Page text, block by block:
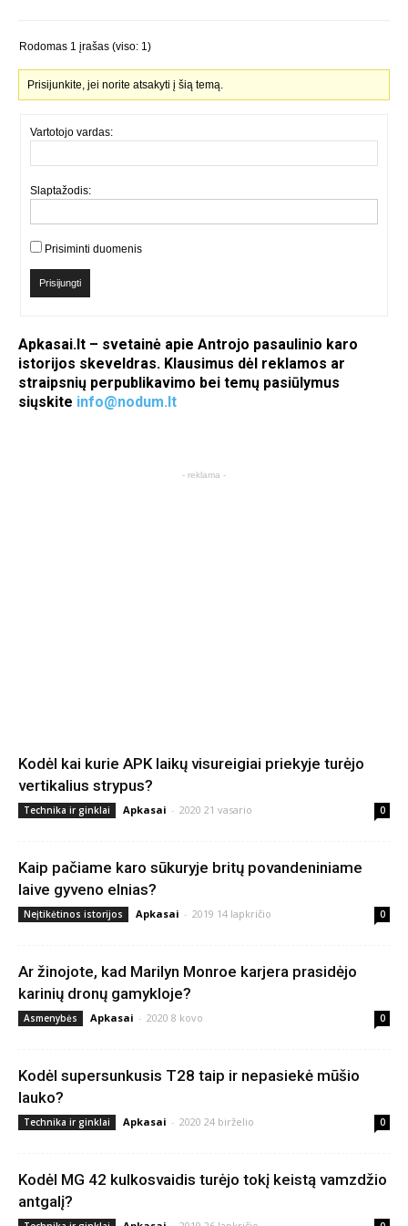
Rodomas 1 įrašas (viso: 1)
Prisijunkite, jei norite atsakyti į šią temą.
Vartotojo vardas:
Slaptažodis:
Prisiminti duomenis
Prisijungti
Apkasai.lt – svetainė apie Antrojo pasaulinio karo
istorijos skeveldras. Klausimus dėl reklamos ar
straipsnių perpublikavimo bei temų pasiūlymus
siųskite info@nodum.lt
- reklama -
Kodėl kai kurie APK laikų visureigiai priekyje turėjo
vertikalius strypus?
Technika ir ginklai Apkasai - 2020 21 vasario 0
Kaip pačiame karo sūkuryje britų povandeniniame
laive gyveno elnias?
Neįtikėtinos istorijos Apkasai - 2019 14 lapkričio 0
Ar žinojote, kad Marilyn Monroe karjera prasidėjo
karinių dronų gamykloje?
Asmenybės Apkasai - 2020 8 kovo 0
Kodėl supersunkusis T28 taip ir nepasiekė mūšio
lauko?
Technika ir ginklai Apkasai - 2020 24 birželio 0
Kodėl MG 42 kulkosvaidis turėjo tokį keistą vamzdžio
antgalį?